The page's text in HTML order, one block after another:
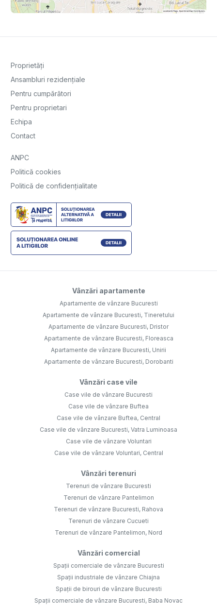
Proprietăți
Ansambluri rezidențiale
Pentru cumpărători
Pentru proprietari
Echipa
Contact
ANPC
Politică cookies
Politică de confidențialitate
Vânzări apartamente
Apartamente de vânzare Bucuresti
Apartamente de vânzare Bucuresti, Tineretului
Apartamente de vânzare Bucuresti, Dristor
Apartamente de vânzare Bucuresti, Floreasca
Apartamente de vânzare Bucuresti, Unirii
Apartamente de vânzare Bucuresti, Dorobanti
Vânzări case vile
Case vile de vânzare Bucuresti
Case vile de vânzare Buftea
Case vile de vânzare Buftea, Central
Case vile de vânzare Bucuresti, Vatra Luminoasa
Case vile de vânzare Voluntari
Case vile de vânzare Voluntari, Central
Vânzări terenuri
Terenuri de vânzare Bucuresti
Terenuri de vânzare Pantelimon
Terenuri de vânzare Bucuresti, Rahova
Terenuri de vânzare Cucueti
Terenuri de vânzare Pantelimon, Nord
Vânzări comercial
Spații comerciale de vânzare Bucuresti
Spații industriale de vânzare Chiajna
Spații de birouri de vânzare Bucuresti
Spații comerciale de vânzare Bucuresti, Baba Novac